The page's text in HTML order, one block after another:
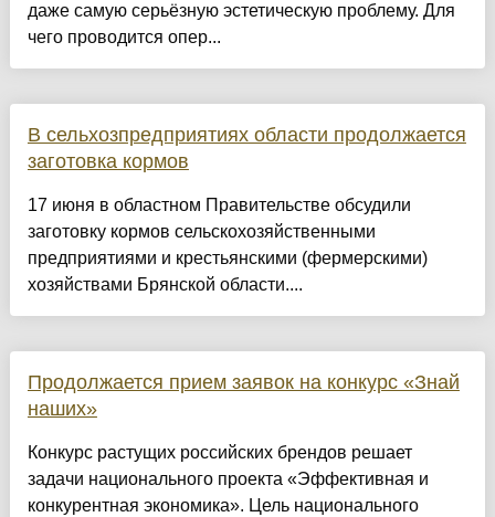
даже самую серьёзную эстетическую проблему. Для
чего проводится опер...
В сельхозпредприятиях области продолжается
заготовка кормов
17 июня в областном Правительстве обсудили
заготовку кормов сельскохозяйственными
предприятиями и крестьянскими (фермерскими)
хозяйствами Брянской области....
Продолжается прием заявок на конкурс «Знай
наших»
Конкурс растущих российских брендов решает
задачи национального проекта «Эффективная и
конкурентная экономика». Цель национального